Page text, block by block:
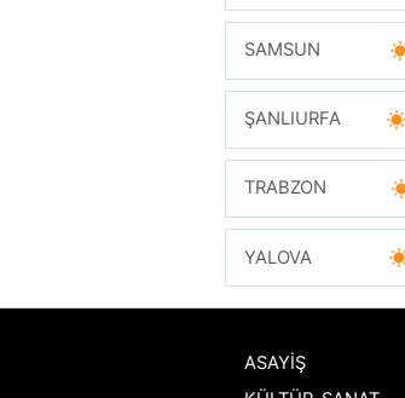
SAMSUN
ŞANLIURFA
TRABZON
YALOVA
ASAYİŞ